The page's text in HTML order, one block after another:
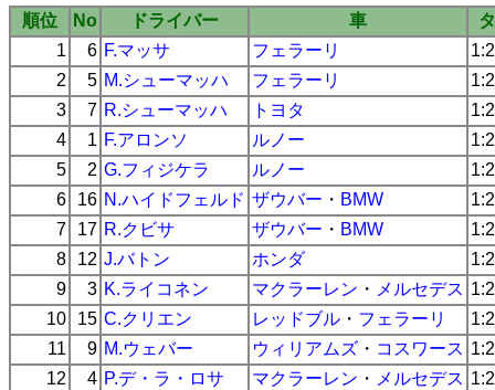
順位 No ドライバー 車
1
6 F.マッサ フェラーリ
2
5 M.シューマッハ フェラーリ
3
7 R.シューマッハ トヨタ
4
1 F.アロンソ ルノー
5
2 G.フィジケラ ルノー
6
16 N.ハイドフェルド ザウバー ・ BMW
7
17 R.クビサ ザウバー ・ BMW
8
12 J.バトン ホンダ
9
3 K.ライコネン マクラーレン ・ メルセデス
10
15 C.クリエン レッドブル ・ フェラーリ
11
9 M.ウェバー ウィリアムズ ・ コスワース
12
4 P.デ・ラ・ロサ マクラーレン ・ メルセデス